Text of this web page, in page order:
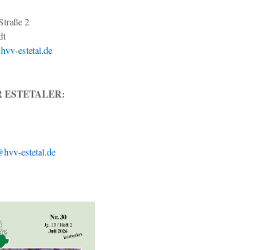
2
estetal.de
ESTETALER:
estetal.de